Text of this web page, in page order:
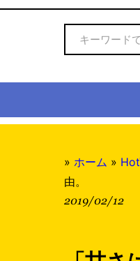
» ホーム »
由。
2019/02/12